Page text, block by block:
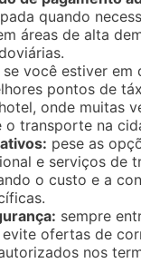
quando
áreas de alta
se você estiver em
pontos de
onde muitas
o transporte na
pese as
e serviços de
o custo e a
sempre
ofertas de
nos